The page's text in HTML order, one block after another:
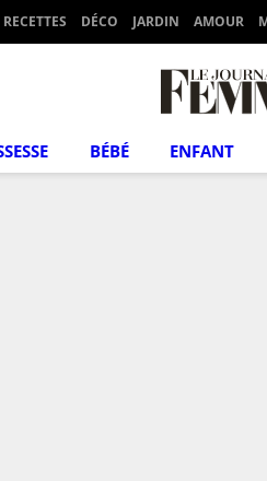
RECETTES DÉCO JARDIN AMOUR
BÉBÉ ENFANT